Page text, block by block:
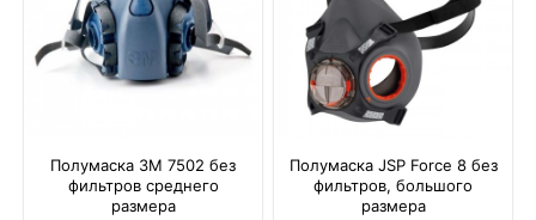
Полумаска 3M 7502 без
фильтров среднего
размера
Полумаска JSP Force 8 без
фильтров, большого
размера